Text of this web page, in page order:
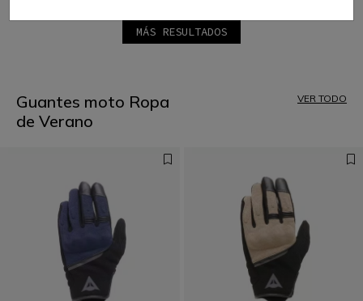
MÁS RESULTADOS
Guantes moto Ropa
de Verano
VER TODO